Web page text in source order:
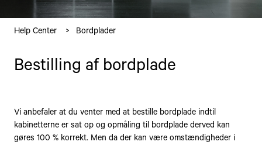
Help Center Bordplader
Bestilling af bordplade
Vi anbefaler at du venter med at bestille bordplade indtil
kabinetterne er sat op og opmåling til bordplade derved kan
gøres 100 % korrekt. Men da der kan være omstændigheder i